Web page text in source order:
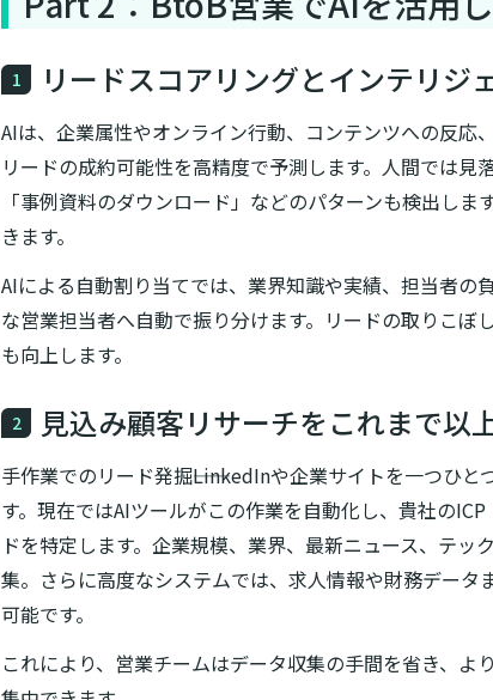
1 リードスコアリングとインテリジ
AIは、企業属性やオンライン行動、コンテンツへの反応
リードの成約可能性を高精度で予測します。人間では
「事例資料のダウンロード」などのパターンも検出し
きます。
AIによる自動割り当てでは、業界知識や実績、担当者の
な営業担当者へ自動で振り分けます。リードの取りこぼ
も向上します。
2 見込み顧客リサーチをこれまで以
手作業でのリード発掘――LinkedInや企業サイトを一つひ
す。現在ではAIツールがこの作業を自動化し、貴社の
ドを特定します。企業規模、業界、最新ニュース、テ
集。さらに高度なシステムでは、求人情報や財務デー
可能です。
これにより、営業チームはデータ収集の手間を省き、